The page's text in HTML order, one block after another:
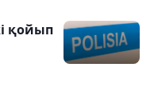
қойып